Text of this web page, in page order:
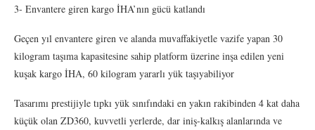
3- Envantere giren kargo İHA’nın gücü katlandı
Geçen yıl envantere giren ve alanda muvaffakiyetle vazife yapan 30
kilogram taşıma kapasitesine sahip platform üzerine inşa edilen yeni
kuşak kargo İHA, 60 kilogram yararlı yük taşıyabiliyor
Tasarımı prestijiyle tıpkı yük sınıfındaki en yakın rakibinden 4 kat daha
küçük olan ZD360, kuvvetli yerlerde, dar iniş-kalkış alanlarında ve